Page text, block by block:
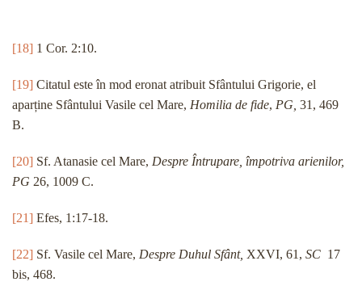
[18] 1 Cor. 2:10.
[19] Citatul este în mod eronat atribuit Sfântului Grigorie, el
aparține Sfântului Vasile cel Mare, Homilia de fide, PG, 31, 469
B.
[20] Sf. Atanasie cel Mare, Despre Întrupare, împotriva arienilor,
PG 26, 1009 C.
[21] Efes, 1:17-18.
[22] Sf. Vasile cel Mare, Despre Duhul Sfânt, XXVI, 61, SC 17
bis, 468.